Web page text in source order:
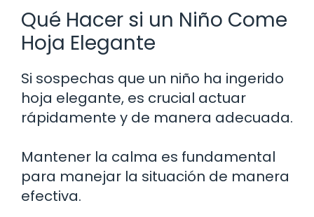
Qué Hacer si un Niño Come
Hoja Elegante
Si sospechas que un niño ha ingerido
hoja elegante, es crucial actuar
rápidamente y de manera adecuada.
Mantener la calma es fundamental
para manejar la situación de manera
efectiva.